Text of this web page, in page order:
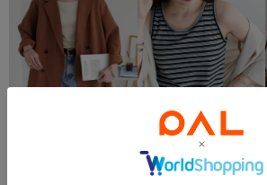
【12色展開/毎日着たい♡】カップ付きリブタンクトップ
¥2,310